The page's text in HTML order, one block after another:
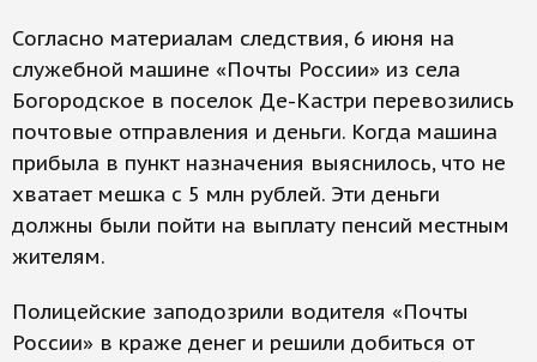
Согласно материалам следствия, 6 июня на
служебной машине «Почты России» из села
Богородское в поселок Де-Кастри перевозились
почтовые отправления и деньги. Когда машина
прибыла в пункт назначения выяснилось, что не
хватает мешка с 5 млн рублей. Эти деньги
должны были пойти на выплату пенсий местным
жителям.
Полицейские заподозрили водителя «Почты
России» в краже денег и решили добиться от